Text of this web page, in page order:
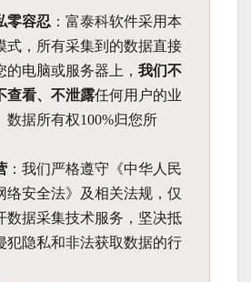
零容忍 ：富泰科软件采用本
式，所有采集到的数据直接
的电脑或服务器上， 我们不
查看、不泄露任何用户的业
数据所有权100%归您所
：我们严格遵守《中华人民
络安全法》及相关法规，仅
数据采集技术服务，坚决抵
犯隐私和非法获取数据的行